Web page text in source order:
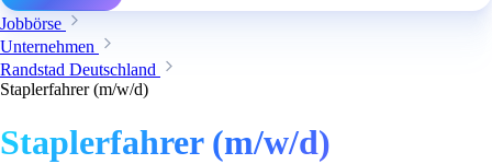
Jobbörse
Unternehmen
Randstad Deutschland
Staplerfahrer (m/w/d)
Staplerfahrer (m/w/d)